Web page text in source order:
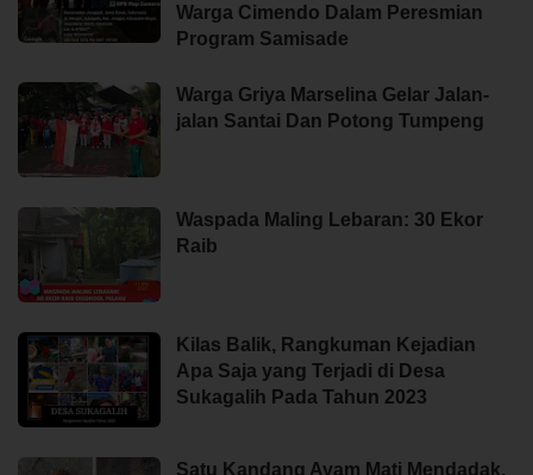
Warga Cimendo Dalam Peresmian
Program Samisade
Warga Griya Marselina Gelar Jalan-
jalan Santai Dan Potong Tumpeng
Waspada Maling Lebaran: 30 Ekor
Raib
Kilas Balik, Rangkuman Kejadian
Apa Saja yang Terjadi di Desa
Sukagalih Pada Tahun 2023
Satu Kandang Ayam Mati Mendadak,